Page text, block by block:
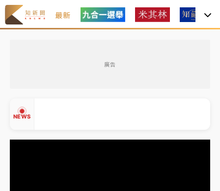
最新
廣告
NEWS
中信慈善基金會想增加董事人數！辜仲諒向法院聲請遭
駁 理由曝光
故宮《龍藏經》特展第2檔！今線上預約開賣一度塞車